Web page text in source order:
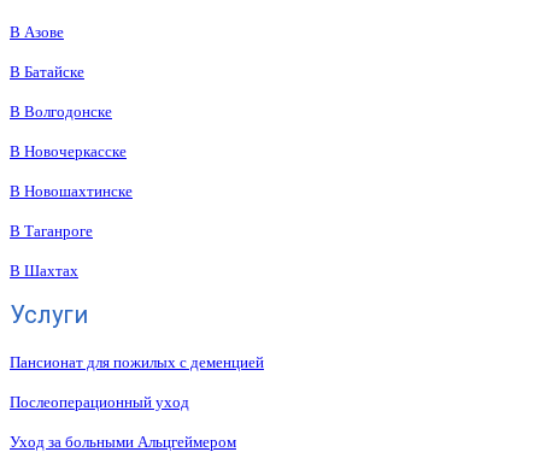
В Азове
В Батайске
В Волгодонске
В Новочеркасске
В Новошахтинске
В Таганроге
В Шахтах
Услуги
Пансионат для пожилых с деменцией
Послеоперационный уход
Уход за больными Альцгеймером